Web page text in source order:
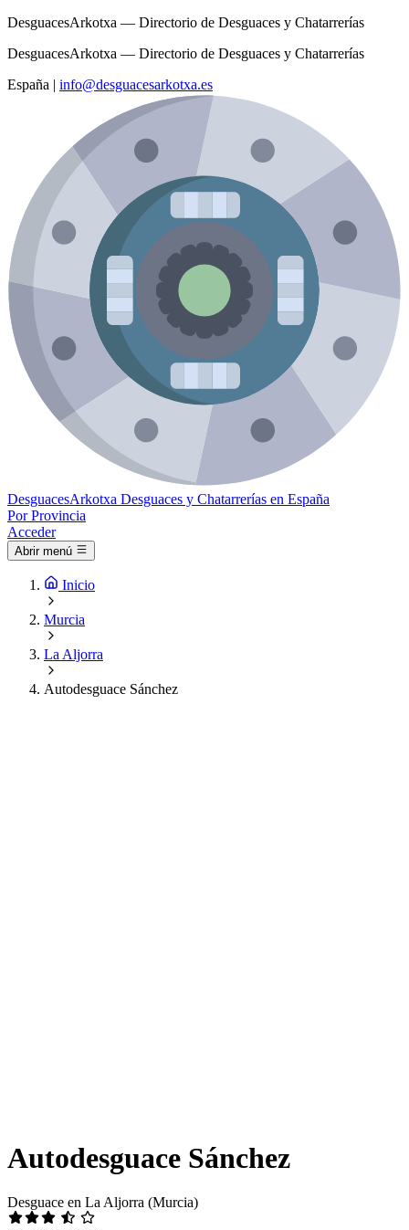
DesguacesArkotxa — Directorio de Desguaces y Chatarrerías
DesguacesArkotxa — Directorio de Desguaces y Chatarrerías
España | info@desguacesarkotxa.es
DesguacesArkotxa Desguaces y Chatarrerías en España
Por Provincia
Acceder
Abrir menú
Inicio
Murcia
La Aljorra
Autodesguace Sánchez
Autodesguace Sánchez
Desguace en La Aljorra (Murcia)